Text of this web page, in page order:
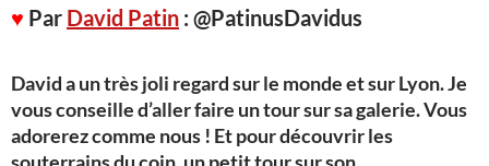
♥ Par David Patin : @PatinusDavidus
David a un très joli regard sur le monde et sur Lyon. Je
vous conseille d’aller faire un tour sur sa galerie. Vous
adorerez comme nous ! Et pour découvrir les